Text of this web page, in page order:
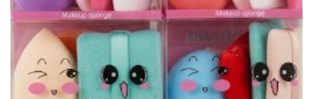
BEAUTY
PERFUMES
BISUTERIA